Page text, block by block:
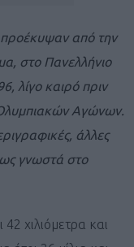
προέκυψαν από την
στο Πανελλήνιο
λίγο καιρό πριν
Αγώνων.
άλλες
γνωστά στο
χιλιόμετρα και